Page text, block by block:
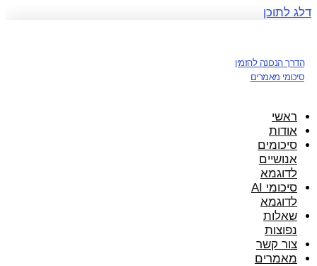
דלג לתוכן
הדרך הנכונה להזמין
סיכומי מאמרים
ראשי
אודות
סיכומים
אנושיים
לדוגמא
סיכומי AI
לדוגמא
שאלות
נפוצות
צור קשר
מאמרים